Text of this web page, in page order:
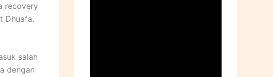
recovery
Dhuafa.
salah
dengan